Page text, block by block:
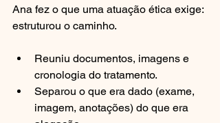
Ana fez o que uma atuação ética exige:
estruturou o caminho.
Reuniu documentos, imagens e
cronologia do tratamento.
Separou o que era dado (exame,
imagem, anotações) do que era